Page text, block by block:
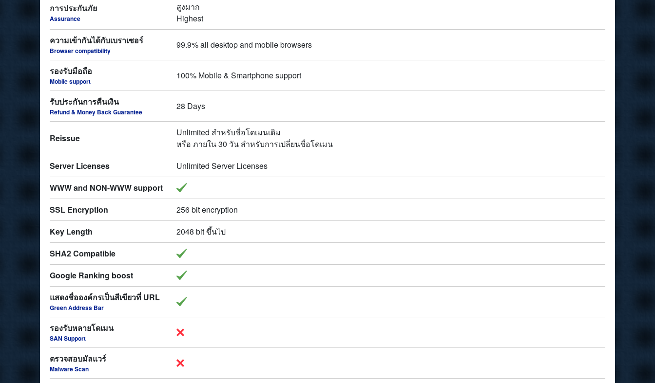
การประกันภัย
Assurance
สูงมาก
Highest
ความเข้ากันได้กับเบราเซอร์
Browser compatibility
99.9% all desktop and mobile browsers
รองรับมือถือ
Mobile support
100% Mobile & Smartphone support
รับประกันการคืนเงิน
Refund & Money Back Guarantee
28 Days
Reissue
Unlimited สำหรับชื่อโดเมนเดิม
หรือ ภายใน 30 วัน สำหรับการเปลี่ยนชื่อโดเมน
Server Licenses
Unlimited Server Licenses
WWW and NON-WWW support
SSL Encryption
256 bit encryption
Key Length
2048 bit ขึ้นไป
SHA2 Compatible
Google Ranking boost
แสดงชื่อองค์กรเป็นสีเขียวที่ URL
Green Address Bar
รองรับหลายโดเมน
SAN Support
ตรวจสอบมัลแวร์
Malware Scan